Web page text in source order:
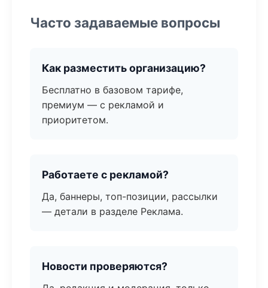
Часто задаваемые вопросы
Как разместить организацию?
Бесплатно в базовом тарифе,
премиум — с рекламой и
приоритетом.
Работаете с рекламой?
Да, баннеры, топ-позиции, рассылки
— детали в разделе Реклама.
Новости проверяются?